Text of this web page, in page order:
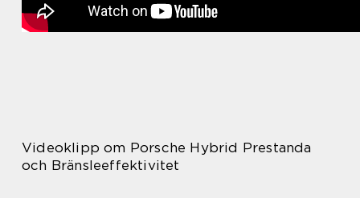
Videoklipp om Porsche Hybrid Prestanda
och Bränsleeffektivitet